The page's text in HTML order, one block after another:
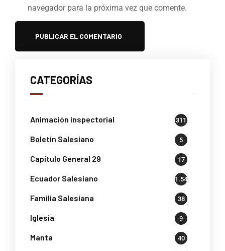
navegador para la próxima vez que comente.
CATEGORÍAS
Animación inspectorial 311
Boletin Salesiano 5
Capítulo General 29 17
Ecuador Salesiano 1.541
Familia Salesiana 38
Iglesia 9
Manta 40